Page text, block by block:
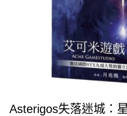
Asterigos失落迷城：